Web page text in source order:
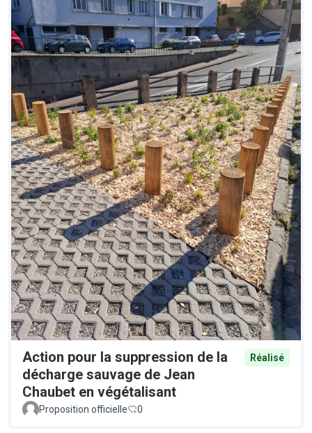
Action pour la suppression de la
décharge sauvage de Jean
Chaubet en végétalisant
Réalisé
Proposition officielle 0